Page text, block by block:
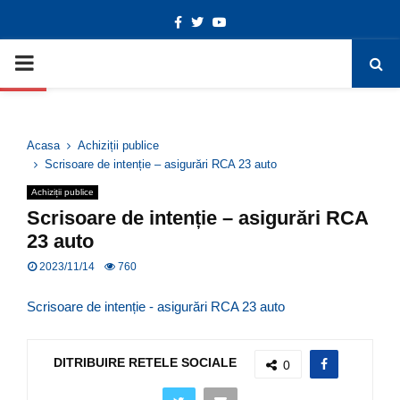
Deschide bara de unelte
Facebook
TwitterYoutube
PRIMARY
Acasa
Achiziții publice
Scrisoare de intenție – asigurări RCA 23 auto
Achiziții publice
Scrisoare de intenție – asigurări RCA
23 auto
2023/11/14 760
Scrisoare de intenție - asigurări RCA 23 auto
DITRIBUIRE RETELE SOCIALE 0